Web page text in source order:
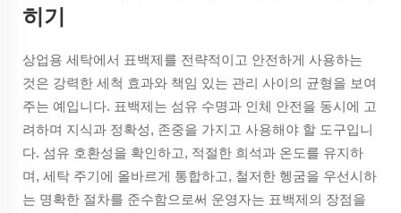
히기
상업용 세탁에서 표백제를 전략적이고 안전하게 사용하는
것은 강력한 세척 효과와 책임 있는 관리 사이의 균형을 보여
주는 예입니다. 표백제는 섬유 수명과 인체 안전을 동시에 고
려하며 지식과 정확성, 존중을 가지고 사용해야 할 도구입니
다. 섬유 호환성을 확인하고, 적절한 희석과 온도를 유지하
며, 세탁 주기에 올바르게 통합하고, 철저한 헹굼을 우선시하
는 명확한 절차를 준수함으로써 운영자는 표백제의 장점을